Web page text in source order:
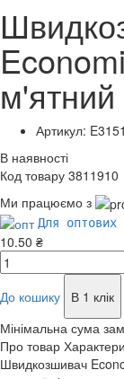
м'ятний
Артикул:
В наявності
Код товару 3811910
Ми працюємо з
Для оптових
10.50 ₴
До кошику
В 1 клік
Мінімальна сума
Про товар
Швидкозшивач